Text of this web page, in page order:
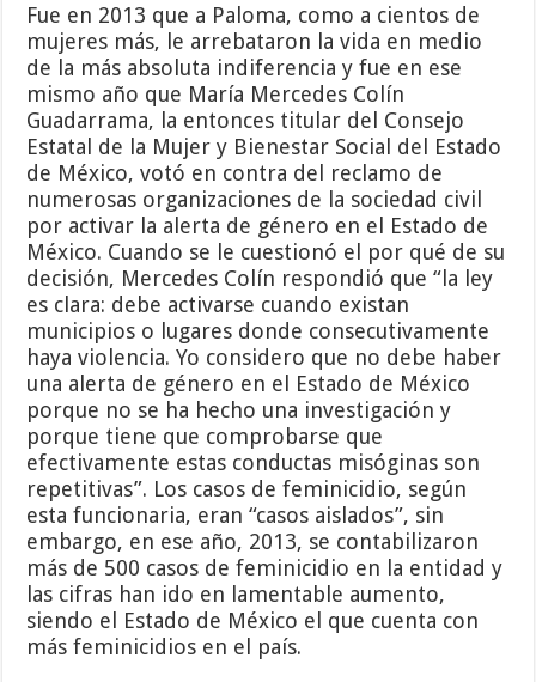
Fue en 2013 que a Paloma, como a cientos de
mujeres más, le arrebataron la vida en medio
de la más absoluta indiferencia y fue en ese
mismo año que María Mercedes Colín
Guadarrama, la entonces titular del Consejo
Estatal de la Mujer y Bienestar Social del Estado
de México, votó en contra del reclamo de
numerosas organizaciones de la sociedad civil
por activar la alerta de género en el Estado de
México. Cuando se le cuestionó el por qué de su
decisión, Mercedes Colín respondió que “la ley
es clara: debe activarse cuando existan
municipios o lugares donde consecutivamente
haya violencia. Yo considero que no debe haber
una alerta de género en el Estado de México
porque no se ha hecho una investigación y
porque tiene que comprobarse que
efectivamente estas conductas misóginas son
repetitivas”. Los casos de feminicidio, según
esta funcionaria, eran “casos aislados”, sin
embargo, en ese año, 2013, se contabilizaron
más de 500 casos de feminicidio en la entidad y
las cifras han ido en lamentable aumento,
siendo el Estado de México el que cuenta con
más feminicidios en el país.